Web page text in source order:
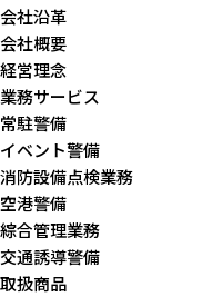
会社沿革
会社概要
経営理念
業務サービス
常駐警備
イベント警備
消防設備点検業務
空港警備
綜合管理業務
交通誘導警備
取扱商品